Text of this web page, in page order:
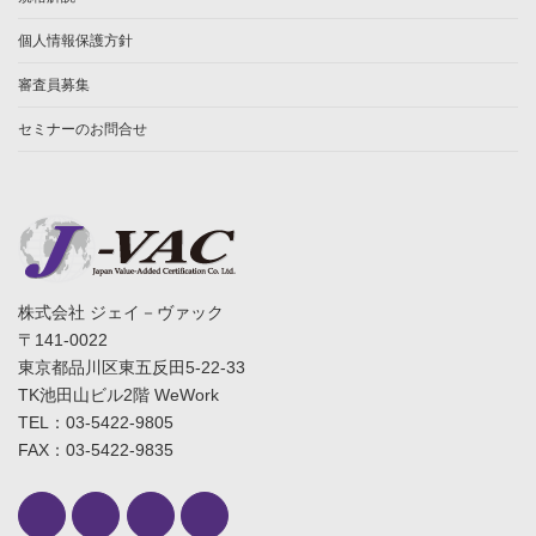
個人情報保護方針
審査員募集
セミナーのお問合せ
株式会社 ジェイ－ヴァック
〒141-0022
東京都品川区東五反田5-22-33
TK池田山ビル2階 WeWork
TEL：03-5422-9805
FAX：03-5422-9835